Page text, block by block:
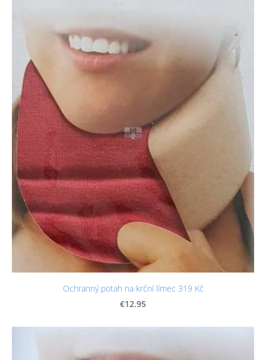
Ochranný potah na krční límec 319 Kč
€12.95